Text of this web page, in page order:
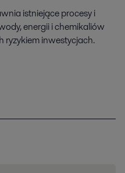
istniejące procesy i
energii i chemikaliów
ryzykiem inwestycjach.